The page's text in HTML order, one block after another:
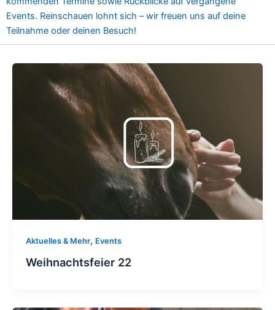
Events. Reinschauen lohnt sich – wir freuen uns auf deine
Teilnahme oder deinen Besuch!
Aktuelles & Mehr, Events
Weihnachtsfeier 22